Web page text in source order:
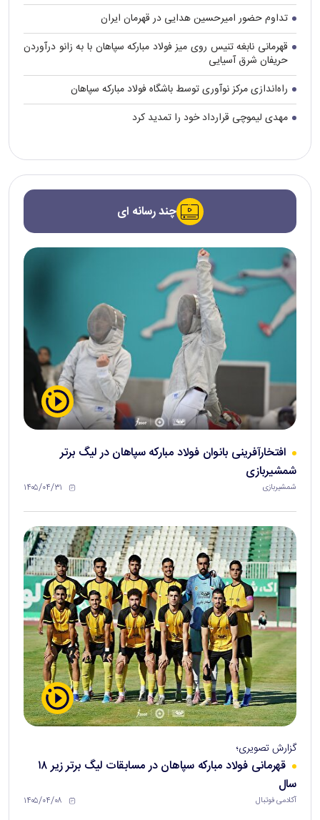
تداوم حضور امیرحسین هدایی در قهرمان ایران
قهرمانی نابغه تنیس روی میز فولاد مبارکه سپاهان با به زانو درآوردن
حریفان شرق آسیایی
راه‌اندازی مرکز نوآوری توسط باشگاه فولاد مبارکه سپاهان
مهدی لیموچی قرارداد خود را تمدید کرد
چند رسانه ای
افتخارآفرینی بانوان فولاد مبارکه سپاهان در لیگ برتر
شمشیربازی
شمشیربازی ۱۴۰۵/۰۴/۳۱
گزارش تصویری؛
قهرمانی فولاد مبارکه سپاهان در مسابقات لیگ برتر زیر ۱۸
سال
آکادمی فوتبال ۱۴۰۵/۰۴/۰۸